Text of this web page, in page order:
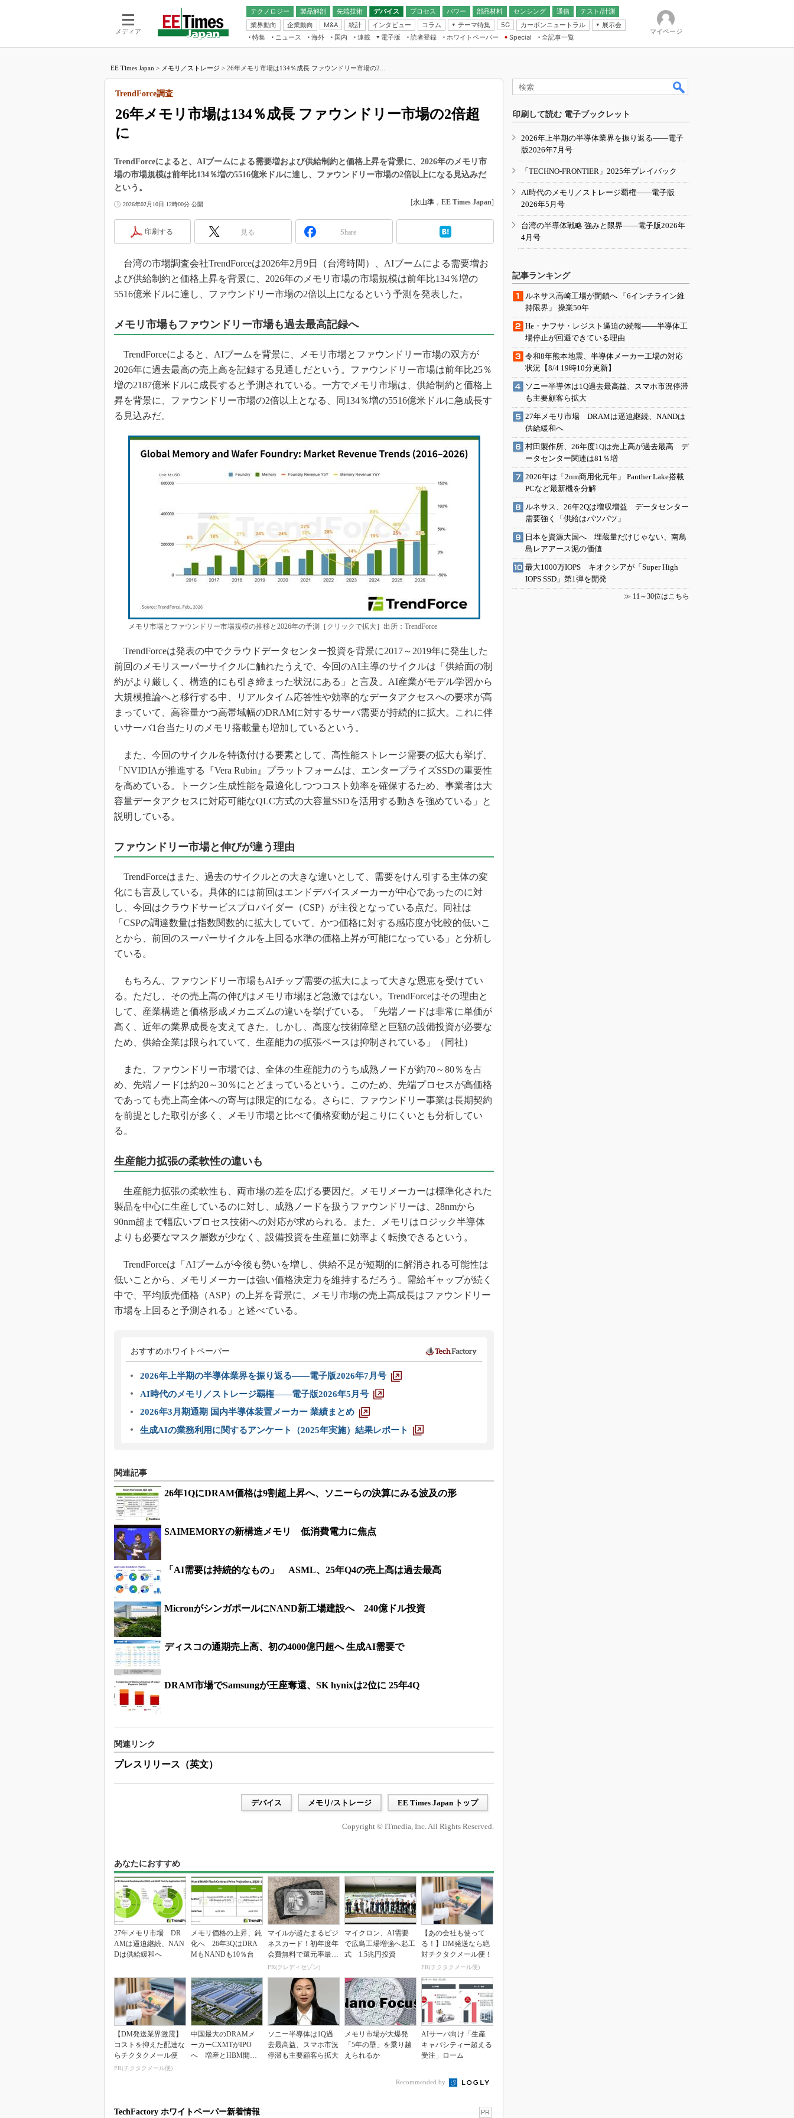
メディア
テクノロジー 製品解剖
先端技術
電池／エネルギー
デバイス
アナログ
マイコン
プロセス パワー 部品材料 センシング
通信
無線
テスト/計測
業界動向
企業動向 M&A 統計 インタビュー コラム
テーマ特集
フィジカルAI
読者調査（EE Times Research）
電源設計（EDN Japan）
5G カーボンニュートラル
展示会
IoT・エッジコンピューティング
EXPO
TECHNO-FRONTIER
人とくるま展
特集 ニュース 海外 国内
連載
福田昭のデバイス通信
大山聡の業界スコープ
学漂流記
世界を「数字」で回してみよう
この10年で起こったこと、次の10年
で起こること
光伝送技術を知る
“異端児エンジニア”が仕掛けた社内
改革、執念の180日
JASA発IoT通信
IHSアナリスト「未来展望」
「英語に愛されないエンジニア」の
電子版
電子ブックレット
読者登録 ホワイトペーパー
Special
全記事一覧
マイページ
EE Times Japan > メモリ／ストレージ > 26年メモリ市場は134％成長 ファウンドリー市場の2...
26年メモリ市場は134％成長 ファウンドリー市場の2倍超
に
TrendForce調査
TrendForceによると、AIブームによる需要増および供給制約と価格上昇を背景に、2026年のメモリ市
場の市場規模は前年比134％増の5516億米ドルに達し、ファウンドリー市場の2倍以上になる見込みだ
という。
2026年02月10日 12時00分 公開 [永山準 ， EE Times Japan]
印刷する 見る Share
台湾の市場調査会社TrendForceは2026年2月9日（台湾時間）、AIブームによる需要増お
よび供給制約と価格上昇を背景に、2026年のメモリ市場の市場規模は前年比134％増の
5516億米ドルに達し、ファウンドリー市場の2倍以上になるという予測を発表した。
メモリ市場もファウンドリー市場も過去最高記録へ
TrendForceによると、AIブームを背景に、メモリ市場とファウンドリー市場の双方が
2026年に過去最高の売上高を記録する見通しだという。ファウンドリー市場は前年比25％
増の2187億米ドルに成長すると予測されている。一方でメモリ市場は、供給制約と価格上
昇を背景に、ファウンドリー市場の2倍以上となる、同134％増の5516億米ドルに急成長す
る見込みだ。
メモリ市場とファウンドリー市場規模の推移と2026年の予測［クリックで拡大］出所：TrendForce
TrendForceは発表の中でクラウドデータセンター投資を背景に2017～2019年に発生した
前回のメモリスーパーサイクルに触れたうえで、今回のAI主導のサイクルは「供給面の制
約がより厳しく、構造的にも引き締まった状況にある」と言及。AI産業がモデル学習から
大規模推論へと移行する中、リアルタイム応答性や効率的なデータアクセスへの要求が高
まっていて、高容量かつ高帯域幅のDRAMに対するサーバ需要が持続的に拡大。これに伴
いサーバ1台当たりのメモリ搭載量も増加しているという。
また、今回のサイクルを特徴付ける要素として、高性能ストレージ需要の拡大も挙げ、
「NVIDIAが推進する『Vera Rubin』プラットフォームは、エンタープライズSSDの重要性
を高めている。トークン生成性能を最適化しつつコスト効率を確保するため、事業者は大
容量データアクセスに対応可能なQLC方式の大容量SSDを活用する動きを強めている」と
説明している。
ファウンドリー市場と伸びが違う理由
TrendForceはまた、過去のサイクルとの大きな違いとして、需要をけん引する主体の変
化にも言及している。具体的には前回はエンドデバイスメーカーが中心であったのに対
し、今回はクラウドサービスプロバイダー（CSP）が主役となっている点だ。同社は
「CSPの調達数量は指数関数的に拡大していて、かつ価格に対する感応度が比較的低いこ
とから、前回のスーパーサイクルを上回る水準の価格上昇が可能になっている」と分析し
ている。
もちろん、ファウンドリー市場もAIチップ需要の拡大によって大きな恩恵を受けてい
る。ただし、その売上高の伸びはメモリ市場ほど急激ではない。TrendForceはその理由と
して、産業構造と価格形成メカニズムの違いを挙げている。「先端ノードは非常に単価が
高く、近年の業界成長を支えてきた。しかし、高度な技術障壁と巨額の設備投資が必要な
ため、供給企業は限られていて、生産能力の拡張ペースは抑制されている」（同社）
また、ファウンドリー市場では、全体の生産能力のうち成熟ノードが約70～80％を占
め、先端ノードは約20～30％にとどまっているという。このため、先端プロセスが高価格
であっても売上高全体への寄与は限定的になる。さらに、ファウンドリー事業は長期契約
を前提とした取引が多く、メモリ市場と比べて価格変動が起こりにくいとも分析してい
る。
生産能力拡張の柔軟性の違いも
生産能力拡張の柔軟性も、両市場の差を広げる要因だ。メモリメーカーは標準化された
製品を中心に生産しているのに対し、成熟ノードを扱うファウンドリーは、28nmから
90nm超まで幅広いプロセス技術への対応が求められる。また、メモリはロジック半導体
よりも必要なマスク層数が少なく、設備投資を生産量に効率よく転換できるという。
TrendForceは「AIブームが今後も勢いを増し、供給不足が短期的に解消される可能性は
低いことから、メモリメーカーは強い価格決定力を維持するだろう。需給ギャップが続く
中で、平均販売価格（ASP）の上昇を背景に、メモリ市場の売上高成長はファウンドリー
市場を上回ると予測される」と述べている。
おすすめホワイトペーパー
2026年上半期の半導体業界を振り返る――電子版2026年7月号
AI時代のメモリ／ストレージ覇権――電子版2026年5月号
2026年3月期通期 国内半導体装置メーカー 業績まとめ
生成AIの業務利用に関するアンケート（2025年実施）結果レポート
関連記事
26年1QにDRAM価格は9割超上昇へ、ソニーらの決算にみる波及の形
SAIMEMORYの新構造メモリ 低消費電力に焦点
「AI需要は持続的なもの」 ASML、25年Q4の売上高は過去最高
MicronがシンガポールにNAND新工場建設へ 240億ドル投資
ディスコの通期売上高、初の4000億円超へ 生成AI需要で
DRAM市場でSamsungが王座奪還、SK hynixは2位に 25年4Q
関連リンク
プレスリリース（英文）
デバイス メモリ/ストレージ EE Times Japan トップ
Copyright © ITmedia, Inc. All Rights Reserved.
あなたにおすすめ
27年メモリ市場 DR
AMは逼迫継続、NAN
Dは供給緩和へ
メモリ価格の上昇、鈍
化へ 26年3QはDRA
MもNANDも10％台
マイルが超たまるビジ
ネスカード！初年度年
会費無料で還元率最大
1.125%
PR(クレディセゾン)
マイクロン、AI需要
で広島工場増強へ起工
式 1.5兆円投資
【あの会社も使って
る！】DM発送なら絶
対チクタクメール便！
PR(チクタクメール便)
【DM発送業界激震】
コストを抑えた配達な
らチクタクメール便
PR(チクタクメール便)
中国最大のDRAMメ
ーカーCXMTがIPO
へ 増産とHBM開発
ソニー半導体は1Q過
去最高益、スマホ市況
停滞も主要顧客ら拡大
メモリ市場が大爆発
「5年の壁」を乗り越
えられるか
AIサーバ向け「生産
キャパシティー超える
受注」ローム
Recommended by
TechFactory ホワイトペーパー新着情報 PR
印刷して読む 電子ブックレット
2026年上半期の半導体業界を振り返る――電子
版2026年7月号
「TECHNO-FRONTIER」2025年プレイバック
AI時代のメモリ／ストレージ覇権――電子版
2026年5月号
台湾の半導体戦略 強みと限界――電子版2026年
4月号
記事ランキング
ルネサス高崎工場が閉鎖へ 「6インチライン維
持限界」 操業50年
He・ナフサ・レジスト逼迫の続報――半導体工
場停止が回避できている理由
令和8年熊本地震、半導体メーカー工場の対応
状況【8/4 19時10分更新】
ソニー半導体は1Q過去最高益、スマホ市況停滞
も主要顧客ら拡大
27年メモリ市場 DRAMは逼迫継続、NANDは
供給緩和へ
村田製作所、26年度1Qは売上高が過去最高 デ
ータセンター関連は81％増
2026年は「2nm商用化元年」 Panther Lake搭載
PCなど最新機を分解
ルネサス、26年2Qは増収増益 データセンター
需要強く「供給はパツパツ」
日本を資源大国へ 埋蔵量だけじゃない、南鳥
島レアアース泥の価値
最大1000万IOPS キオクシアが「Super High
IOPS SSD」第1弾を開発
≫ 11～30位はこちら